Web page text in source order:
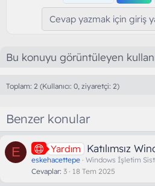
Cevap yazmak için giriş
Bu konuyu görüntüleyen
Toplam: 2 (Kullanıcı: 0, ziyaretçi: 2)
Benzer konular
E Yardım Katılımsız
eskehacettepe Windows İşletim
Cevaplar 3 18 Tem 2025